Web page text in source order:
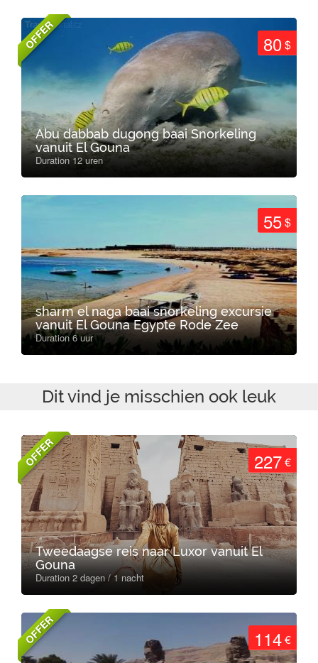
OFFER 80$
Abu dabbab dugong baai Snorkeling
vanuit El Gouna
Duration 12 uren
55$
sharm el naga baai snorkeling excursie
vanuit El Gouna Egypte Rode Zee
Duration 6 uur
Dit vind je misschien ook leuk
OFFER 227€
Tweedaagse reis naar Luxor vanuit El
Gouna
Duration 2 dagen / 1 nacht
OFFER 114€